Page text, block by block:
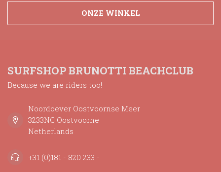
ONZE WINKEL
SURFSHOP BRUNOTTI BEACHCLUB
Because we are riders too!
Noordoever Oostvoornse Meer
3233NC Oostvoorne
Netherlands
+31 (0)181 - 820 233 -